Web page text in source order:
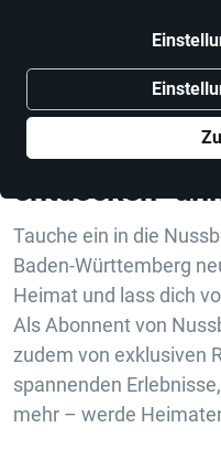
Suchergebnisse
Jetzt zum
entdecken“
Tauche ein in die
Baden-Württemberg
Heimat und lass dich
Als Abonnent von
zudem von exklusiven
spannenden
mehr – werde